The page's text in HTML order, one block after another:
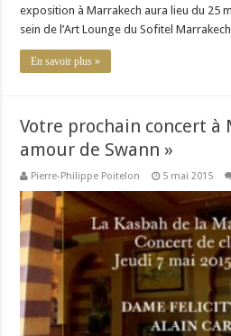
exposition à Marrakech aura lieu du 25
sein de l’Art Lounge du Sofitel
En savoir plus »
Votre prochain concert à
amour de Swann »
Pierre-Philippe Poitelon 5 mai 2015